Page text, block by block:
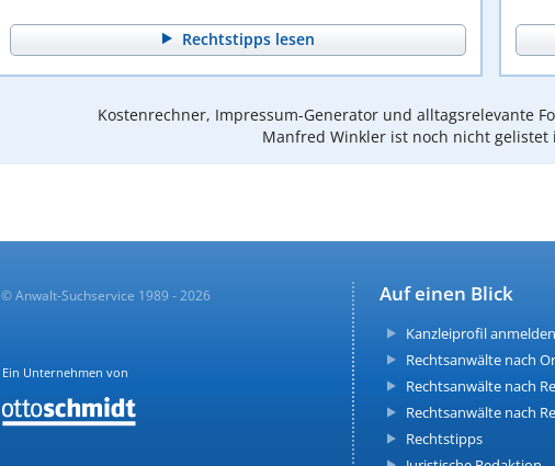
Rechtstipps lesen
Kostenrechner, Impressum-Generator und alltagsrelevante
Manfred Winkler ist noch nicht gelistet
Auf einen Blick
Kanzleiprofil anmelden
Rechtsanwälte nach
Rechtsanwälte nach
Rechtsanwälte nach
Rechtstipps
© Anwalt-Suchservice 1989 - 2026
Ein Unternehmen von